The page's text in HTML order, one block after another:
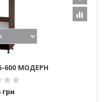
600 МОДЕРН
грн